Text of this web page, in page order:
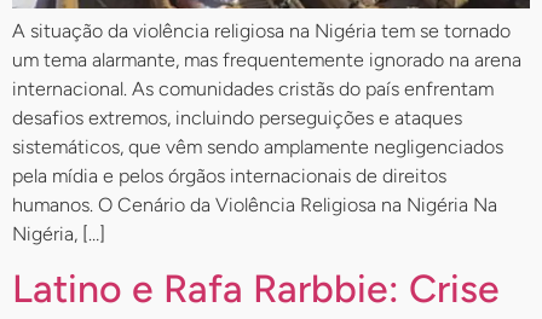
A situação da violência religiosa na Nigéria tem se tornado
um tema alarmante, mas frequentemente ignorado na arena
internacional. As comunidades cristãs do país enfrentam
desafios extremos, incluindo perseguições e ataques
sistemáticos, que vêm sendo amplamente negligenciados
pela mídia e pelos órgãos internacionais de direitos
humanos. O Cenário da Violência Religiosa na Nigéria Na
Nigéria, […]
Latino e Rafa Rarbbie: Crise